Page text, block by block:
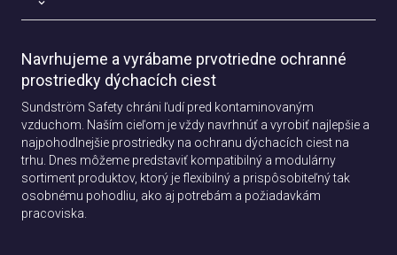
Navrhujeme a vyrábame prvotriedne ochranné
prostriedky dýchacích ciest
Sundström Safety chráni ľudí pred kontaminovaným
vzduchom. Naším cieľom je vždy navrhnúť a vyrobiť najlepšie a
najpohodlnejšie prostriedky na ochranu dýchacích ciest na
trhu. Dnes môžeme predstaviť kompatibilný a modulárny
sortiment produktov, ktorý je flexibilný a prispôsobiteľný tak
osobnému pohodliu, ako aj potrebám a požiadavkám
pracoviska.